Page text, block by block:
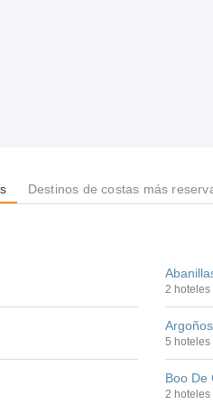
Destinos de costas más
2 hoteles
Argoños
5 hoteles
Boo De
2 hoteles